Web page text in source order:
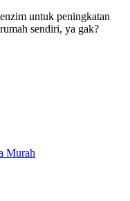
untuk peningkatan
sendiri, ya gak?
Murah